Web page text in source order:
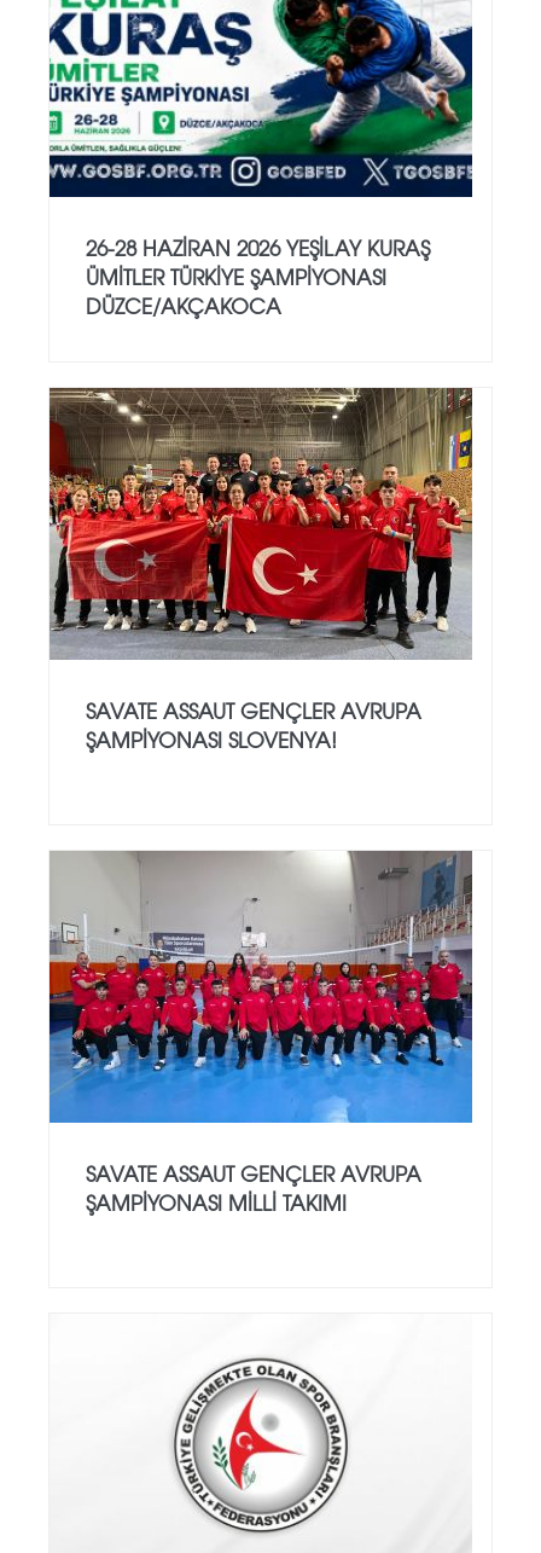
26-28 HAZİRAN 2026 YEŞİLAY KURAŞ
ÜMİTLER TÜRKİYE ŞAMPİYONASI
DÜZCE/AKÇAKOCA
SAVATE ASSAUT GENÇLER AVRUPA
ŞAMPİYONASI SLOVENYA!
SAVATE ASSAUT GENÇLER AVRUPA
ŞAMPİYONASI MİLLİ TAKIMI